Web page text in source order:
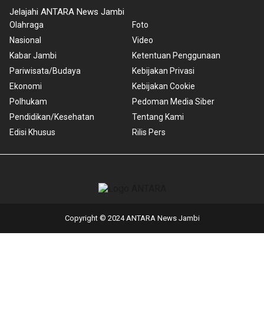
Jelajahi ANTARA News Jambi
Olahraga
Nasional
Kabar Jambi
Pariwisata/Budaya
Ekonomi
Polhukam
Pendidikan/Kesehatan
Edisi Khusus
Foto
Video
Ketentuan Penggunaan
Kebijakan Privasi
Kebijakan Cookie
Pedoman Media Siber
Tentang Kami
Rilis Pers
Copyright © 2024 ANTARA News Jambi